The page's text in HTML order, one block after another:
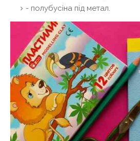
- полубусіна під метал.